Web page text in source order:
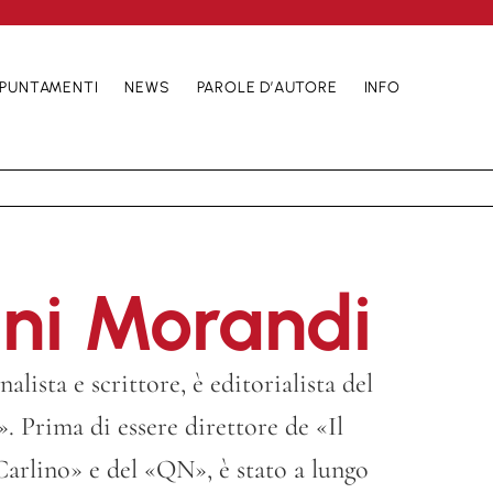
NEWS PAROLE D’AUTORE INFO
Morandi
e scrittore, è editorialista del
Prima di essere direttore de «Il
e del «QN», è stato a lungo